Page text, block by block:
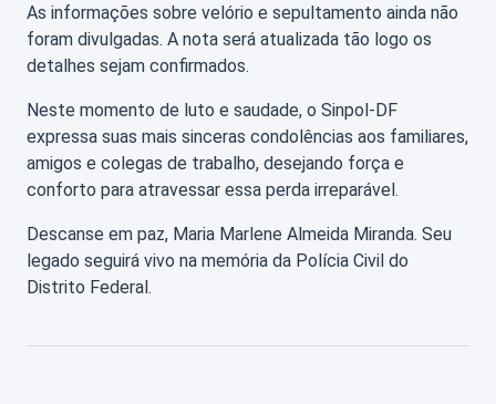
As informações sobre velório e sepultamento ainda não
foram divulgadas. A nota será atualizada tão logo os
detalhes sejam confirmados.
Neste momento de luto e saudade, o Sinpol-DF
expressa suas mais sinceras condolências aos familiares,
amigos e colegas de trabalho, desejando força e
conforto para atravessar essa perda irreparável.
Descanse em paz, Maria Marlene Almeida Miranda. Seu
legado seguirá vivo na memória da Polícia Civil do
Distrito Federal.